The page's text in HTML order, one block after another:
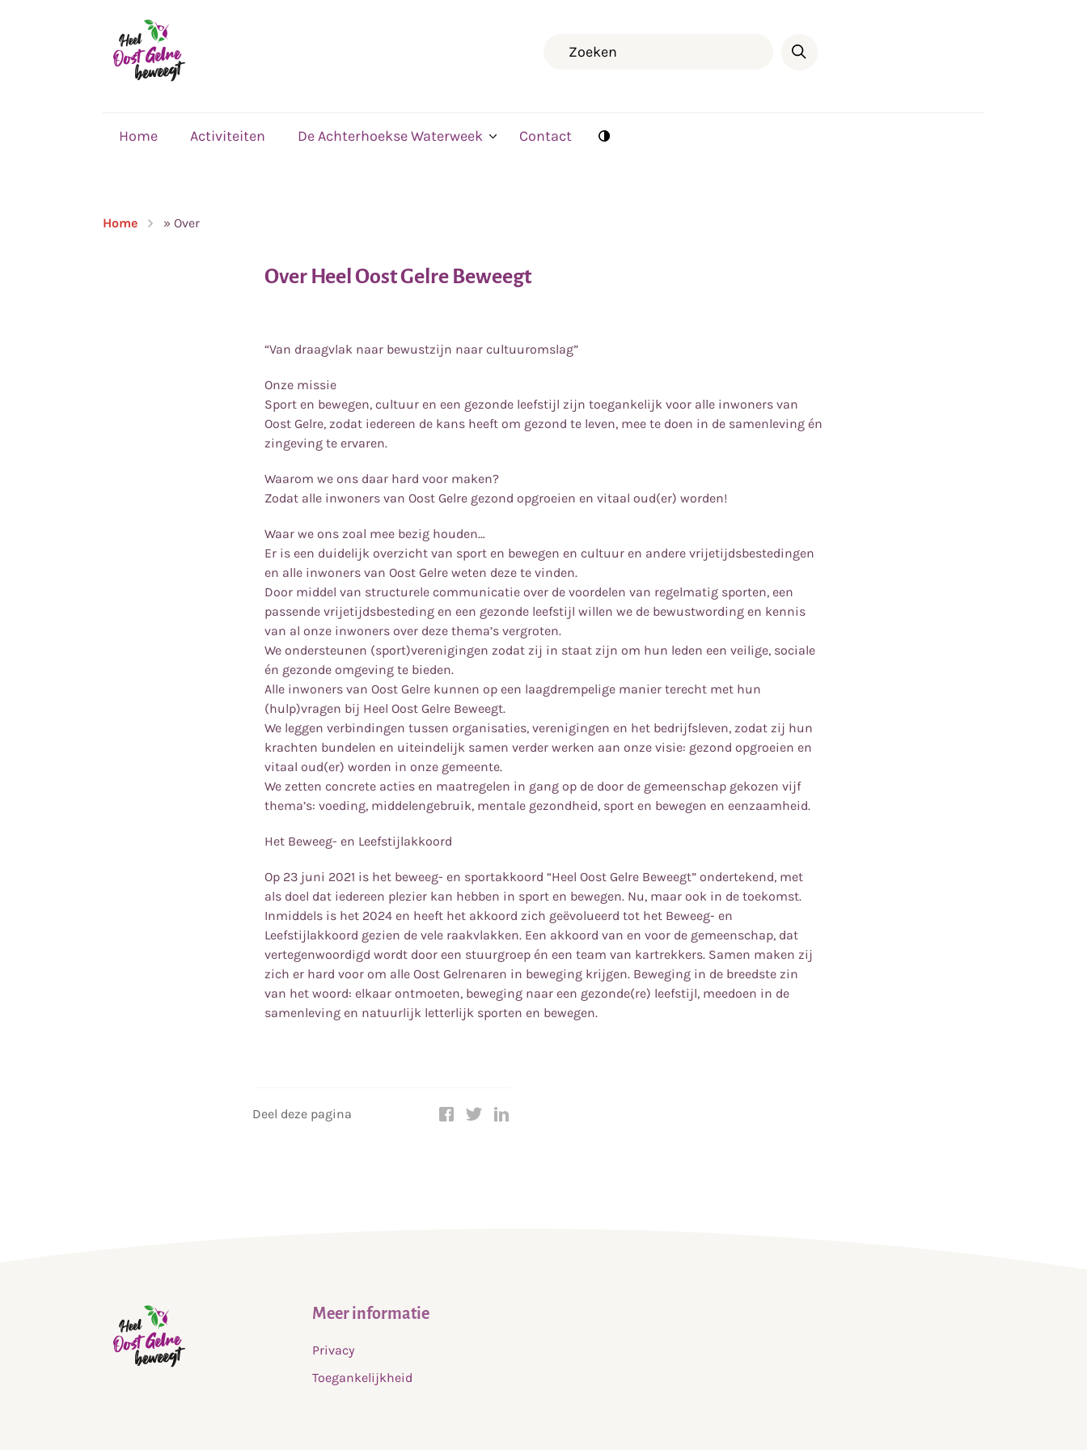
Home Activiteiten De Achterhoekse Waterweek Contact
Home » Over
Over Heel Oost Gelre Beweegt
“Van draagvlak naar bewustzijn naar cultuuromslag”
Onze missie
Sport en bewegen, cultuur en een gezonde leefstijl zijn toegankelijk voor alle inwoners van
Oost Gelre, zodat iedereen de kans heeft om gezond te leven, mee te doen in de samenleving én
zingeving te ervaren.
Waarom we ons daar hard voor maken?
Zodat alle inwoners van Oost Gelre gezond opgroeien en vitaal oud(er) worden!
Waar we ons zoal mee bezig houden…
Er is een duidelijk overzicht van sport en bewegen en cultuur en andere vrijetijdsbestedingen
en alle inwoners van Oost Gelre weten deze te vinden.
Door middel van structurele communicatie over de voordelen van regelmatig sporten, een
passende vrijetijdsbesteding en een gezonde leefstijl willen we de bewustwording en kennis
van al onze inwoners over deze thema’s vergroten.
We ondersteunen (sport)verenigingen zodat zij in staat zijn om hun leden een veilige, sociale
én gezonde omgeving te bieden.
Alle inwoners van Oost Gelre kunnen op een laagdrempelige manier terecht met hun
(hulp)vragen bij Heel Oost Gelre Beweegt.
We leggen verbindingen tussen organisaties, verenigingen en het bedrijfsleven, zodat zij hun
krachten bundelen en uiteindelijk samen verder werken aan onze visie: gezond opgroeien en
vitaal oud(er) worden in onze gemeente.
We zetten concrete acties en maatregelen in gang op de door de gemeenschap gekozen vijf
thema’s: voeding, middelengebruik, mentale gezondheid, sport en bewegen en eenzaamheid.
Het Beweeg- en Leefstijlakkoord
Op 23 juni 2021 is het beweeg- en sportakkoord “Heel Oost Gelre Beweegt” ondertekend, met
als doel dat iedereen plezier kan hebben in sport en bewegen. Nu, maar ook in de toekomst.
Inmiddels is het 2024 en heeft het akkoord zich geëvolueerd tot het Beweeg- en
Leefstijlakkoord gezien de vele raakvlakken. Een akkoord van en voor de gemeenschap, dat
vertegenwoordigd wordt door een stuurgroep én een team van kartrekkers. Samen maken zij
zich er hard voor om alle Oost Gelrenaren in beweging krijgen. Beweging in de breedste zin
van het woord: elkaar ontmoeten, beweging naar een gezonde(re) leefstijl, meedoen in de
samenleving en natuurlijk letterlijk sporten en bewegen.
Deel deze pagina
Meer informatie
Privacy
Toegankelijkheid